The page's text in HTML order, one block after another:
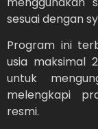
sesuai dengan
Program ini
usia maksimal
untuk
melengkapi
resmi.